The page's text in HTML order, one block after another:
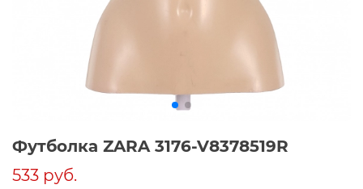
Футболка ZARA 3176-V8378519R
533 руб.